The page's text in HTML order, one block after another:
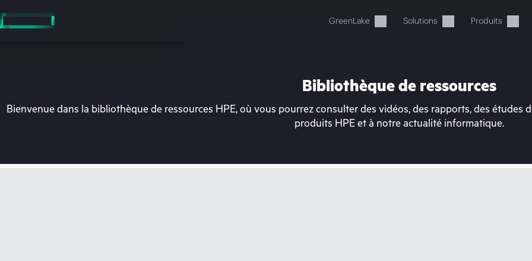
au
contenu
GreenLake Solutions Produits
Votre panier est actuellement
Bibliothèque de ressources
Bienvenue dans la bibliothèque de ressources HPE, où vous pourrez consulter des vidéos, des rapports, des études
produits HPE et à notre actualité informatique.